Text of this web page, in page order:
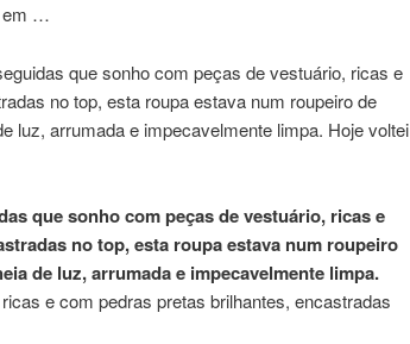
em …
que sonho com peças de vestuário, ricas e
no top, esta roupa estava num roupeiro de
luz, arrumada e impecavelmente limpa. Hoje voltei
que sonho com peças de vestuário, ricas e
no top, esta roupa estava num roupeiro
de luz, arrumada e impecavelmente limpa.
e com pedraspretas brilhantes, encastradas